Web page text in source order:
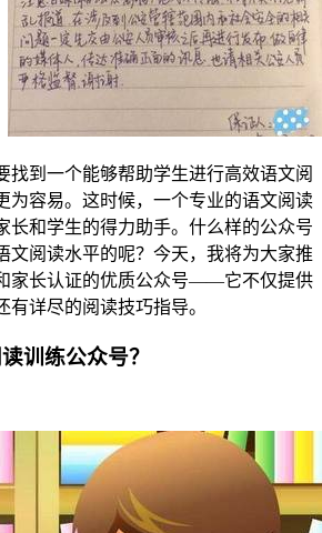
找到一个能够帮助学生进行高效语文阅
为容易。这时候，一个专业的语文阅读
长和学生的得力助手。什么样的公众号
文阅读水平的呢？今天，我将为大家推
家长认证的优质公众号——它不仅提供
有详尽的阅读技巧指导。
训练公众号？